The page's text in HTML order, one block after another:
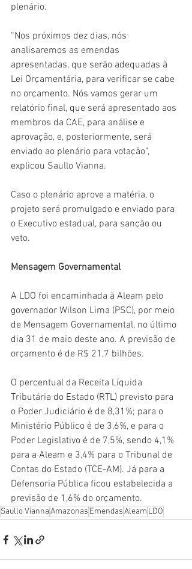
plenário.
“Nos próximos dez dias, nós
analisaremos as emendas
apresentadas, que serão adequadas à
Lei Orçamentária, para verificar se cabe
no orçamento. Nós vamos gerar um
relatório final, que será apresentado aos
membros da CAE, para análise e
aprovação, e, posteriormente, será
enviado ao plenário para votação”,
explicou Saullo Vianna.
Caso o plenário aprove a matéria, o
projeto será promulgado e enviado para
o Executivo estadual, para sanção ou
veto.
Mensagem Governamental
A LDO foi encaminhada à Aleam pelo
governador Wilson Lima (PSC), por meio
de Mensagem Governamental, no último
dia 31 de maio deste ano. A previsão de
orçamento é de R$ 21,7 bilhões.
O percentual da Receita Líquida
Tributária do Estado (RTL) previsto para
o Poder Judiciário é de 8,31%; para o
Ministério Público é de 3,6%, e para o
Poder Legislativo é de 7,5%, sendo 4,1%
para a Aleam e 3,4% para o Tribunal de
Contas do Estado (TCE-AM). Já para a
Defensoria Pública ficou estabelecida a
previsão de 1,6% do orçamento.
Saullo ViannaAmazonas EmendasAleam LDO